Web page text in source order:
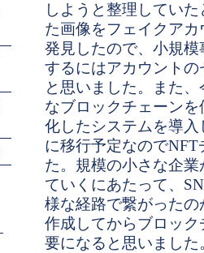
しようと整理してい
た画像をフェイクア
発見したので、小規
するにはアカウント
と思いました。また、
なブロックチェーン
化したシステムを導
に移行予定なので
た。規模の小さな企
ていくにあたって、
様な経路で繋がった
作成してからブロッ
要になると思いまし